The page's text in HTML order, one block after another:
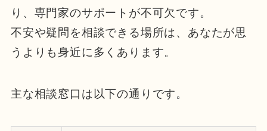
り、専門家のサポートが不可欠です。
不安や疑問を相談できる場所は、あなたが思
うよりも身近に多くあります。
主な相談窓口は以下の通りです。